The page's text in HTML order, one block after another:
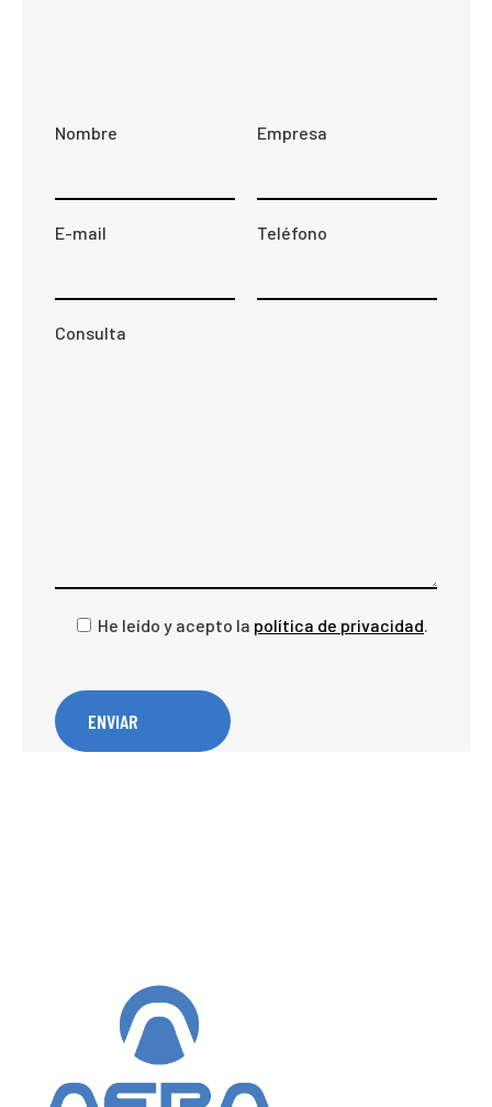
Nombre Empresa
E-mail Teléfono
Consulta
He leído y acepto la política de privacidad